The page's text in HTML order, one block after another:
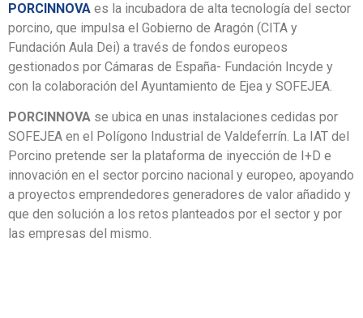
PORCINNOVA es la incubadora de alta tecnología del sector
porcino, que impulsa el Gobierno de Aragón (CITA y
Fundación Aula Dei) a través de fondos europeos
gestionados por Cámaras de España- Fundación Incyde y
con la colaboración del Ayuntamiento de Ejea y SOFEJEA.
PORCINNOVA se ubica en unas instalaciones cedidas por
SOFEJEA en el Polígono Industrial de Valdeferrín. La IAT del
Porcino pretende ser la plataforma de inyección de I+D e
innovación en el sector porcino nacional y europeo, apoyando
a proyectos emprendedores generadores de valor añadido y
que den solución a los retos planteados por el sector y por
las empresas del mismo.